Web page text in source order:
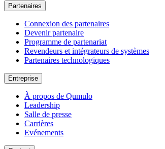
Partenaires
Connexion des partenaires
Devenir partenaire
Programme de partenariat
Revendeurs et intégrateurs de systèmes
Partenaires technologiques
Entreprise
À propos de Qumulo
Leadership
Salle de presse
Carrières
Evénements